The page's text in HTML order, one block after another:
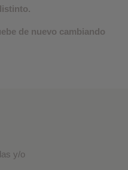
de nuevo cambiando
y/o